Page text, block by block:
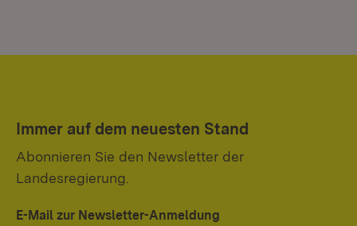
Immer auf dem neuesten Stand
Abonnieren Sie den Newsletter der
Landesregierung.
E-Mail zur Newsletter-Anmeldung